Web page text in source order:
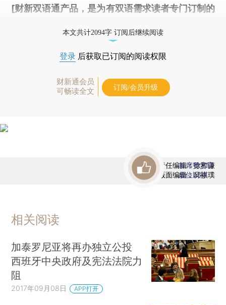
[财新双语通产品，是为有双语需求读者专门订制的
本文共计2094字 订阅后继续阅读
登录 后获取已订阅的阅读权限
财新通会员
可畅读全文
订阅/会员升级
责任编辑：徐和谦
版面编辑：邱祺璞
首席赞赏官
虚位以待
相关阅读
加泰罗尼亚将再办独立公投
西班牙中央政府及宪法法院力
阻
2017年09月08日 APP打开